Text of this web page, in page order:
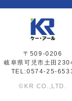
〒509-0206
岐阜県可児市土田
TEL:0574-25-
©KR CO.,LTD.